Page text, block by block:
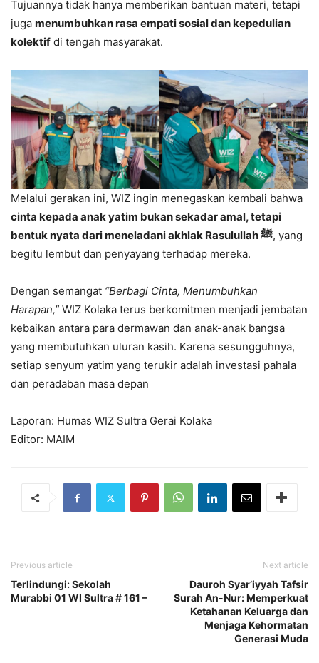
Tujuannya tidak hanya memberikan bantuan materi, tetapi
juga menumbuhkan rasa empati sosial dan kepedulian
kolektif di tengah masyarakat.
Melalui gerakan ini, WIZ ingin menegaskan kembali bahwa
cinta kepada anak yatim bukan sekadar amal, tetapi
bentuk nyata dari meneladani akhlak Rasulullah ﷺ, yang
begitu lembut dan penyayang terhadap mereka.
Dengan semangat “Berbagi Cinta, Menumbuhkan
Harapan,” WIZ Kolaka terus berkomitmen menjadi jembatan
kebaikan antara para dermawan dan anak-anak bangsa
yang membutuhkan uluran kasih. Karena sesungguhnya,
setiap senyum yatim yang terukir adalah investasi pahala
dan peradaban masa depan
Laporan: Humas WIZ Sultra Gerai Kolaka
Editor: MAIM
Previous article
Terlindungi: Sekolah
Murabbi 01 WI Sultra # 161 –
Next article
Dauroh Syar’iyyah Tafsir
Surah An-Nur: Memperkuat
Ketahanan Keluarga dan
Menjaga Kehormatan
Generasi Muda